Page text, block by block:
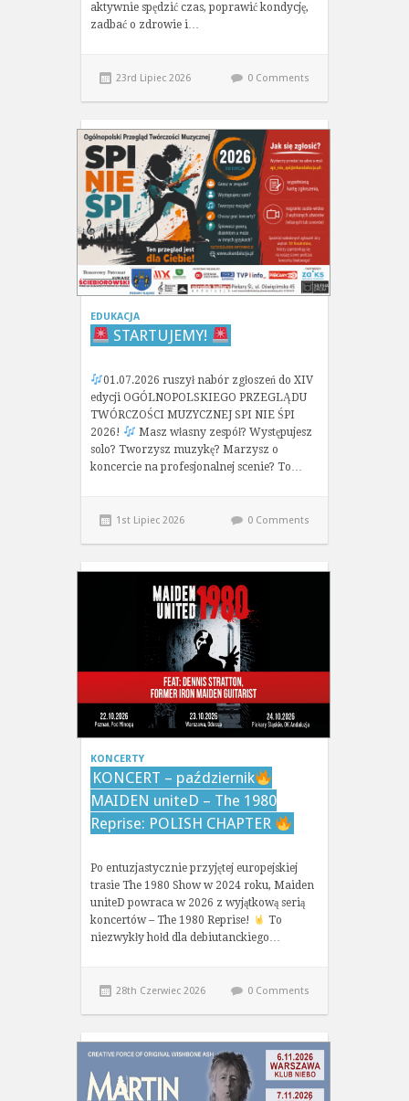
aktywnie spędzić czas, poprawić kondycję,
zadbać o zdrowie i…
23rd Lipiec 2026 0 Comments
EDUKACJA
STARTUJEMY!
01.07.2026 ruszył nabór zgłoszeń do XIV
edycji OGÓLNOPOLSKIEGO PRZEGLĄDU
TWÓRCZOŚCI MUZYCZNEJ SPI NIE ŚPI
2026!
Masz własny zespół? Występujesz
solo? Tworzysz muzykę? Marzysz o
koncercie na profesjonalnej scenie? To…
1st Lipiec 2026 0 Comments
KONCERTY
KONCERT – październik
MAIDEN uniteD – The 1980
Reprise: POLISH CHAPTER
Po entuzjastycznie przyjętej europejskiej
trasie The 1980 Show w 2024 roku, Maiden
uniteD powraca w 2026 z wyjątkową serią
koncertów – The 1980 Reprise!
To
niezwykły hołd dla debiutanckiego…
28th Czerwiec 2026 0 Comments